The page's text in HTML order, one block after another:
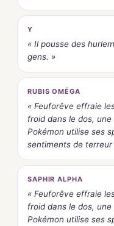
Y
« Il pousse des
gens. »
RUBIS OMÉGA
« Feuforêve effraie
froid dans le dos,
Pokémon utilise ses
sentiments de terreur
SAPHIR ALPHA
« Feuforêve effraie
froid dans le dos,
Pokémon utilise ses